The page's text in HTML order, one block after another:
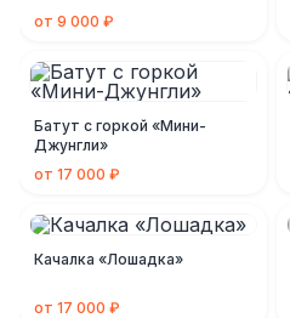
от 9 000 ₽
Батут с горкой «Мини-
Джунгли»
от 17 000 ₽
Качалка «Лошадка»
от 17 000 ₽